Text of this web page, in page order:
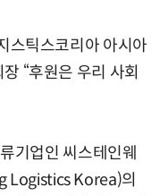
스틱스코리아 아시아
“후원은 우리 사회
기업인 씨스테인웨
Logistics Korea)의